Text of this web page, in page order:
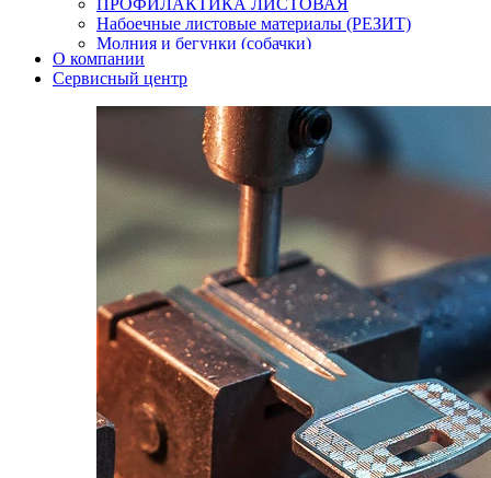
ПРОФИЛАКТИКА ЛИСТОВАЯ
Набоечные листовые материалы (РЕЗИТ)
Молния и бегунки (собачки)
Нитки,иглы-шило,крючки.
Уход и косметика для обуви
Кнопки (магнитые,кобурные)
Пряжки для ремня
О компании
Сервисный центр